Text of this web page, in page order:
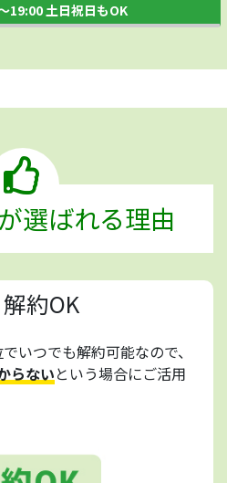
19:00 土日祝日もOK
選ばれる理由
約OK
いつでも解約可能なので、
らないという場合にご活用